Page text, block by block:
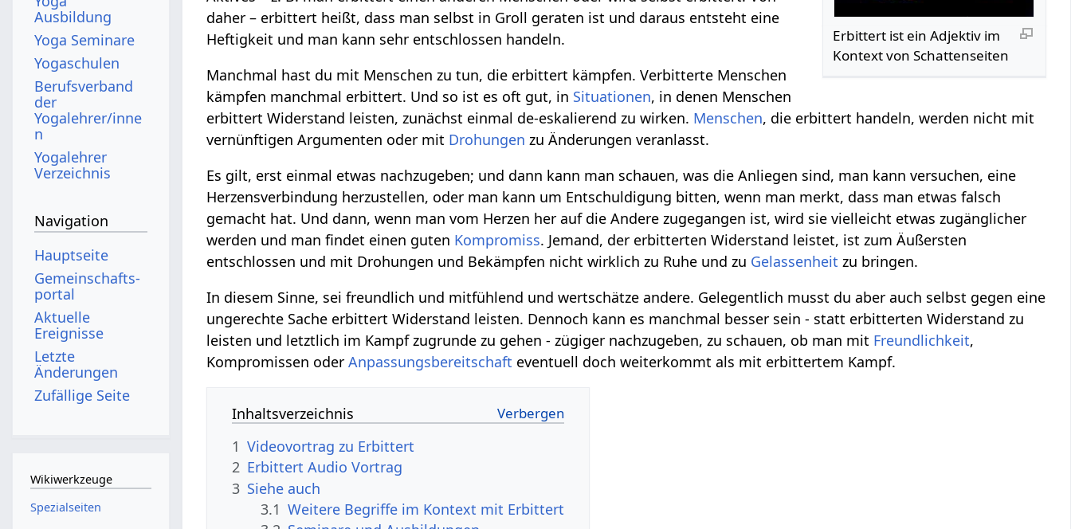
Erbittert‏‎ ist ein Adjektiv im
Kontext von Schattenseiten
daher – erbittert heißt, dass man selbst in Groll geraten ist und daraus entsteht eine
Heftigkeit und man kann sehr entschlossen handeln.
Manchmal hast du mit Menschen zu tun, die erbittert kämpfen. Verbitterte Menschen
kämpfen manchmal erbittert. Und so ist es oft gut, in Situationen, in denen Menschen
erbittert Widerstand leisten, zunächst einmal de-eskalierend zu wirken. Menschen, die erbittert handeln, werden nicht mit
vernünftigen Argumenten oder mit Drohungen zu Änderungen veranlasst.
Es gilt, erst einmal etwas nachzugeben; und dann kann man schauen, was die Anliegen sind, man kann versuchen, eine
Herzensverbindung herzustellen, oder man kann um Entschuldigung bitten, wenn man merkt, dass man etwas falsch
gemacht hat. Und dann, wenn man vom Herzen her auf die Andere zugegangen ist, wird sie vielleicht etwas zugänglicher
werden und man findet einen guten Kompromiss. Jemand, der erbitterten Widerstand leistet, ist zum Äußersten
entschlossen und mit Drohungen und Bekämpfen nicht wirklich zu Ruhe und zu Gelassenheit zu bringen.
In diesem Sinne, sei freundlich und mitfühlend und wertschätze andere. Gelegentlich musst du aber auch selbst gegen eine
ungerechte Sache erbittert Widerstand leisten. Dennoch kann es manchmal besser sein - statt erbitterten Widerstand zu
leisten und letztlich im Kampf zugrunde zu gehen - zügiger nachzugeben, zu schauen, ob man mit Freundlichkeit,
Kompromissen oderAnpassungsbereitschaft eventuell doch weiterkommt als mit erbittertem Kampf.
Inhaltsverzeichnis
1
2
Erbittert‏‎ Audio Vortrag
3 Siehe auch
3.1
Ausbildung
Yoga Seminare
Yogaschulen
Berufsverband
der
Yogalehrer/inne
n
Yogalehrer
Verzeichnis
Navigation
Hauptseite
Gemeinschafts­
portal
Aktuelle
Ereignisse
Letzte
Änderungen
Zufällige Seite
Wikiwerkzeuge
Spezialseiten